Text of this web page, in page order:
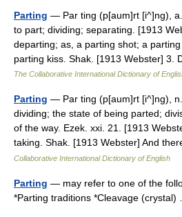
Parting — Par ting (p[aum]rt [i^]ng),
to part; dividing; separating. [1913
departing; as, a parting shot; a
parting kiss. Shak. [1913 Webster]
The Collaborative International Dictionary of
Parting — Par ting (p[aum]rt [i^]ng),
dividing; the state of being parted;
of the way. Ezek. xxi. 21. [1913
taking. Shak. [1913 Webster] And
Collaborative International Dictionary of English
Parting — may refer to one of the
*Parting traditions *Cleavage